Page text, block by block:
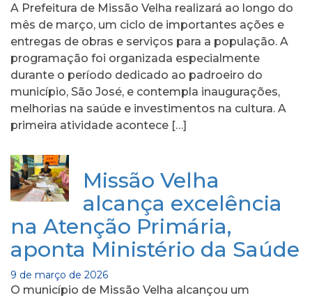
A Prefeitura de Missão Velha realizará ao longo do
mês de março, um ciclo de importantes ações e
entregas de obras e serviços para a população. A
programação foi organizada especialmente
durante o período dedicado ao padroeiro do
município, São José, e contempla inaugurações,
melhorias na saúde e investimentos na cultura. A
primeira atividade acontece […]
Missão Velha
alcança excelência
na Atenção Primária,
aponta Ministério da Saúde
9 de março de 2026
O município de Missão Velha alcançou um